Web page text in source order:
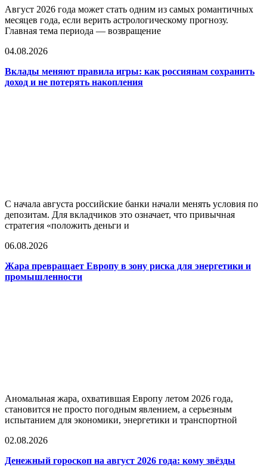
Август 2026 года может стать одним из самых романтичных
месяцев года, если верить астрологическому прогнозу.
Главная тема периода — возвращение
04.08.2026
Вклады меняют правила игры: как россиянам сохранить
доход и не потерять накопления
С начала августа российские банки начали менять условия по
депозитам. Для вкладчиков это означает, что привычная
стратегия «положить деньги и
06.08.2026
Жара превращает Европу в зону риска для энергетики и
промышленности
Аномальная жара, охватившая Европу летом 2026 года,
становится не просто погодным явлением, а серьезным
испытанием для экономики, энергетики и транспортной
02.08.2026
Денежный гороскоп на август 2026 года: кому звёзды